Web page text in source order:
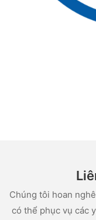
Chúng tôi hoan
có thể phục vụ các